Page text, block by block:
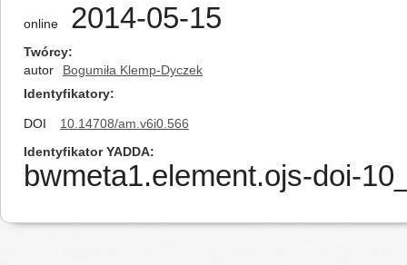
online 2014-05-15
Twórcy
autor
Bogumiła Klemp-Dyczek
Identyfikatory
DOI
10.14708/am.v6i0.566
Identyfikator YADDA
bwmeta1.element.ojs-doi-